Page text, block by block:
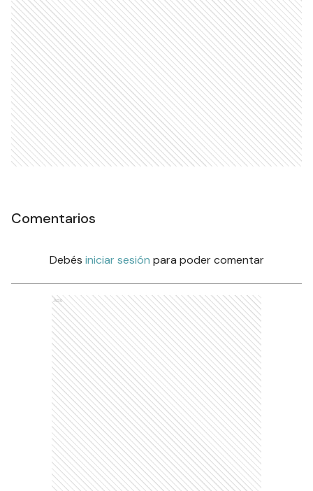
Comentarios
Debés iniciar sesión para poder comentar
Ads